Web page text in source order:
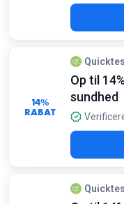
14%
RABAT
Op til
sundhed